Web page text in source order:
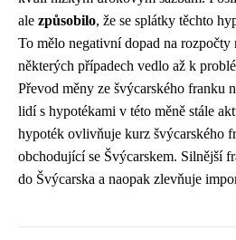
ale způsobilo, že se splátky těchto
To mělo negativní dopad na rozpočty
některých případech vedlo až k
Převod měny ze švýcarského franku
lidí s hypotékami v této měně stále
hypoték ovlivňuje kurz švýcarského
obchodující se Švýcarskem. Silnější
do Švýcarska a naopak zlevňuje